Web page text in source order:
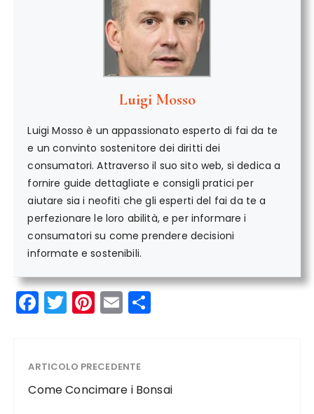
Luigi Mosso
Luigi Mosso è un appassionato esperto di fai da te
e un convinto sostenitore dei diritti dei
consumatori. Attraverso il suo sito web, si dedica a
fornire guide dettagliate e consigli pratici per
aiutare sia i neofiti che gli esperti del fai da te a
perfezionare le loro abilità, e per informare i
consumatori su come prendere decisioni
informate e sostenibili.
F
a
e
b
T
w
te
r
Pi
n
re
st
E
m
l
vi
ARTICOLO PRECEDENTE
Come Concimare i Bonsai